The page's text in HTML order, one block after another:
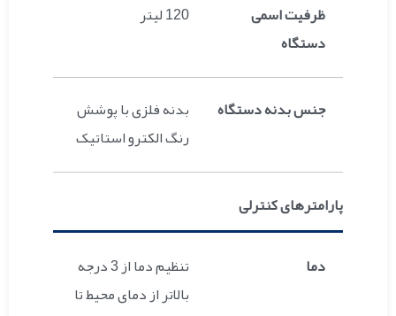
ظرفیت اسمی
دستگاه
120 لیتر
جنس بدنه دستگاه
بدنه فلزی با پوشش
رنگ الکترو استاتیک
پارامترهای کنترلی
دما
تنظیم دما از 3 درجه
بالاتر از دمای محیط تا